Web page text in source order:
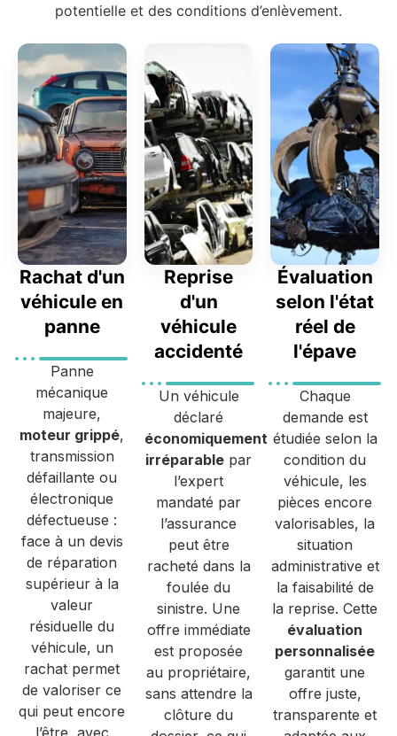
potentielle et des conditions d’enlèvement.
Rachat d'un
véhicule en
panne
Panne
mécanique
majeure,
moteur grippé,
transmission
défaillante ou
électronique
défectueuse :
face à un devis
de réparation
supérieur à la
valeur
résiduelle du
véhicule, un
rachat permet
de valoriser ce
qui peut encore
Reprise
d'un
véhicule
accidenté
Un véhicule
déclaré
économiquement
irréparable par
l’expert
mandaté par
l’assurance
peut être
racheté dans la
foulée du
sinistre. Une
offre immédiate
est proposée
au propriétaire,
sans attendre la
clôture du
Évaluation
selon l'état
réel de
l'épave
Chaque
demande est
étudiée selon la
condition du
véhicule, les
pièces encore
valorisables, la
situation
administrative et
la faisabilité de
la reprise. Cette
évaluation
personnalisée
garantit une
offre juste,
transparente et